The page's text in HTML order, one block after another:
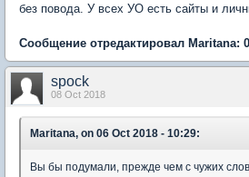
без повода. У всех УО есть сайты и
Сообщение отредактировал Maritana:
spock
08 Oct 2018
Maritana, on 06 Oct 2018 - 10:29:
Вы бы подумали, прежде чем с чужих